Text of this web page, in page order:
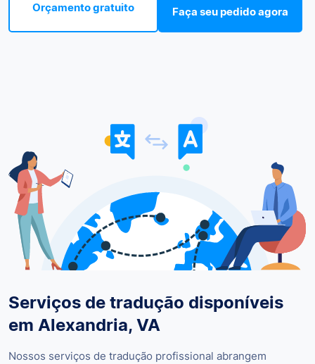
Orçamento gratuito Faça seu pedido agora
Serviços de tradução disponíveis
em Alexandria, VA
Nossos serviços de tradução profissional abrangem